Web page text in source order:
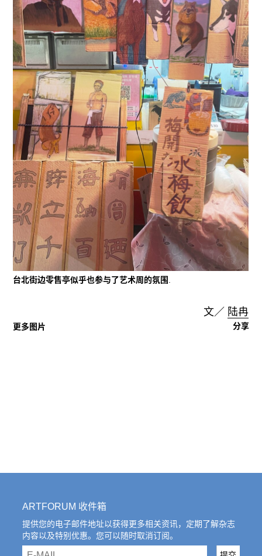
台北街边零售亭似乎也参与了艺术周的氛围.
文／ 陆冉
更多图片 分享
ARTFORUM 收件箱
提供您的电子邮件地址以获得更多相关资讯，定期了解杂志
内容以及特别优惠。您可以随时取消订阅。
email